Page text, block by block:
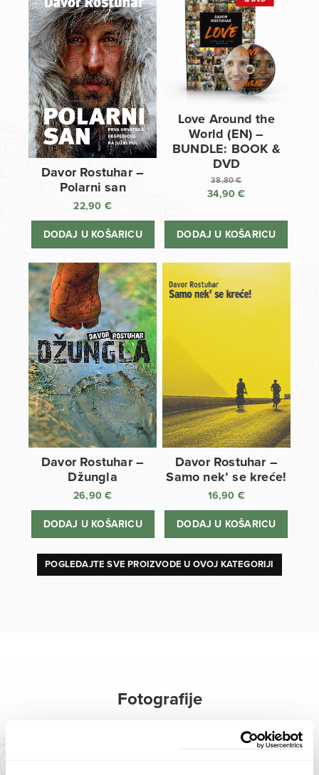
Davor Rostuhar –
Polarni san
22,90 €
DODAJ U KOŠARICU
Love Around the
World (EN) –
BUNDLE: BOOK &
DVD
38,80€
Izvorna
bila
34,90€
cijena
DODAJ U KOŠARICU
Davor Rostuhar –
Džungla
26,90€
DODAJ U KOŠARICU
Davor Rostuhar –
Samo nek’ se kreće!
16,90 €
DODAJ U KOŠARICU
POGLEDAJTE SVE PROIZVODE U OVOJ KATEGORIJI
Fotografije